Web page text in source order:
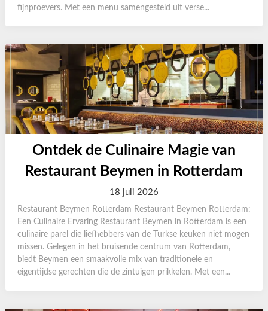
fijnproevers. Met een menu samengesteld uit verse...
Ontdek de Culinaire Magie van
Restaurant Beymen in Rotterdam
18 juli 2026
Restaurant Beymen Rotterdam Restaurant Beymen Rotterdam:
Een Culinaire Ervaring Restaurant Beymen in Rotterdam is een
culinaire parel die liefhebbers van de Turkse keuken niet mogen
missen. Gelegen in het bruisende centrum van Rotterdam,
biedt Beymen een smaakvolle mix van traditionele en
eigentijdse gerechten die de zintuigen prikkelen. Met een...